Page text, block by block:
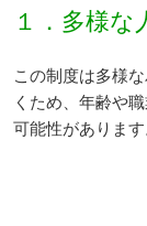
１．多様な
この制度は多様
くため、年齢や
可能性があります